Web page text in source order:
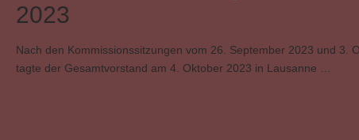
2023
Nach den Kommissionssitzungen vom 26. September 2023 und 3.
tagte der Gesamtvorstand am 4. Oktober 2023 in Lausanne …